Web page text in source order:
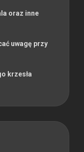
oraz inne
uwagę przy
krzesła